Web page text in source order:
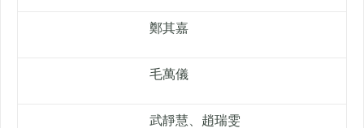
鄭其嘉
毛萬儀
武靜慧、趙瑞雯